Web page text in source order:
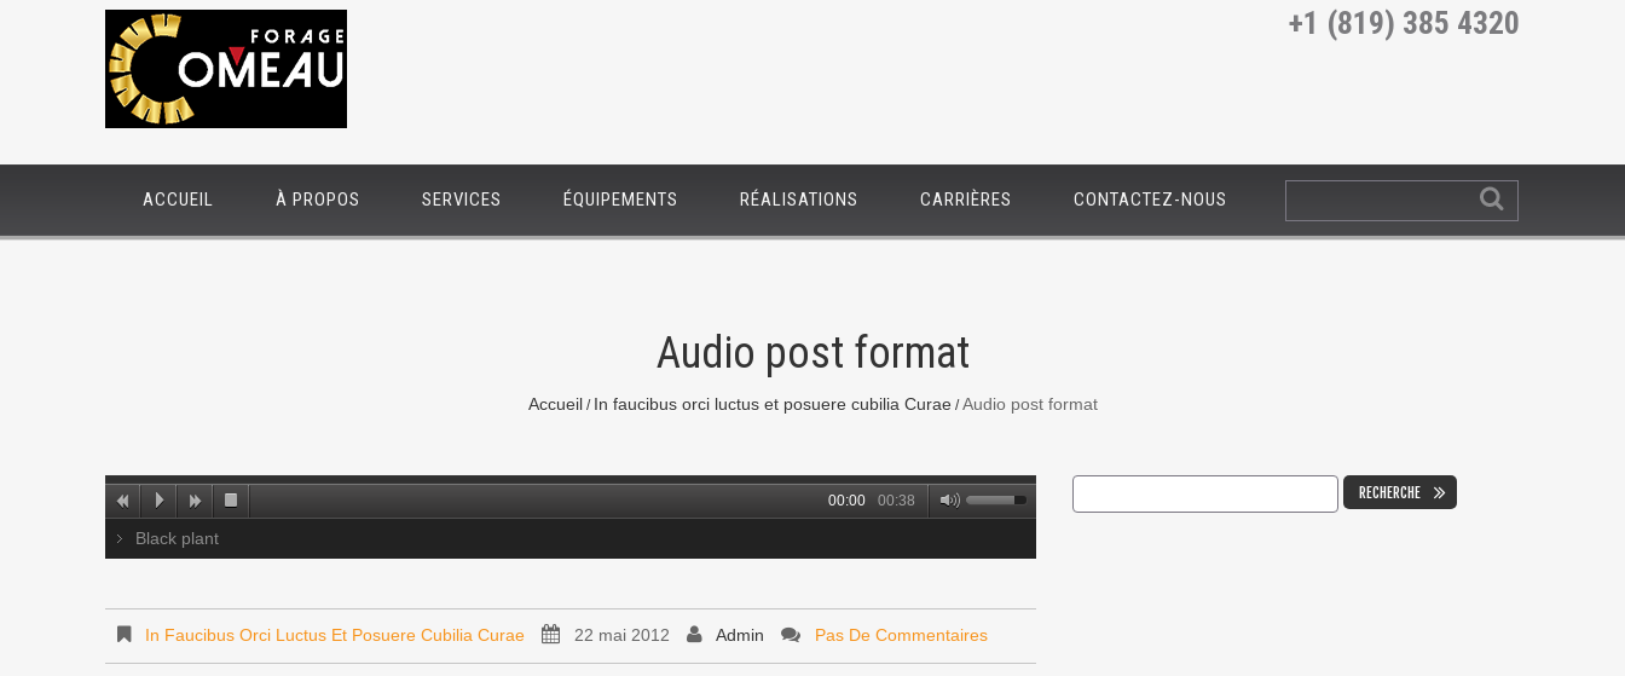
+1 (819) 385 4320
ACCUEIL À PROPOS SERVICES ÉQUIPEMENTS RÉALISATIONS CARRIÈRES CONTACTEZ-NOUS
Audio post format
Accueil In faucibus orci luctus et posuere cubilia Curae Audio post format
00:38
00:00
Black plant
In Faucibus Orci Luctus Et Posuere Cubilia Curae 22 mai 2012 Admin Pas De Commentaires